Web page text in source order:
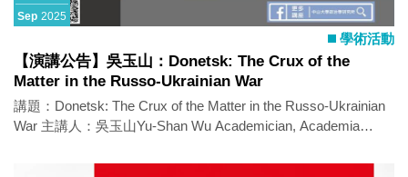
Sep 2025
學術活動
【演講公告】吳玉山：Donetsk: The Crux of the
Matter in the Russo-Ukrainian War
講題：Donetsk: The Crux of the Matter in the Russo-Ukrainian
War 主講人：吳玉山Yu-Shan Wu Academician, Academia
日（一）14:10-16:00 地點：SS 3010-2 語言：英文 活動亮點：